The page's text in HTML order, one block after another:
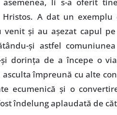
A dat un exemplu
şi au aşezat capul
şi astfel
şi dorinţa de a începe o
împreună cu alte
ecumenică şi o
îndelung aplaudată de